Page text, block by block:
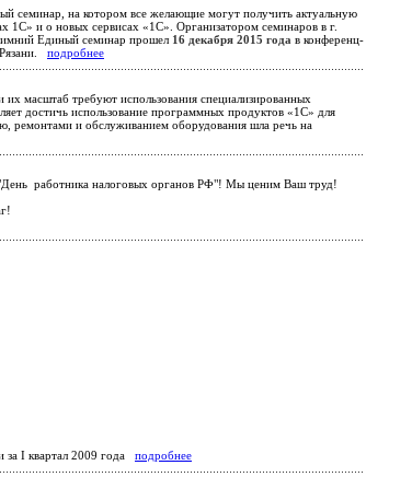
семинар, на котором все желающие могут получить актуальную
1С» и о новых сервисах «1С». Организатором семинаров в г.
Единый семинар прошел 16 декабря 2015 года в конференц-
подробнее
масштаб требуют использования специализированных
достичь использование программных продуктов «1С» для
ремонтами и обслуживанием оборудования шла речь на
работника налоговых органов РФ"! Мы ценим Ваш труд!
за I квартал 2009 года подробнее